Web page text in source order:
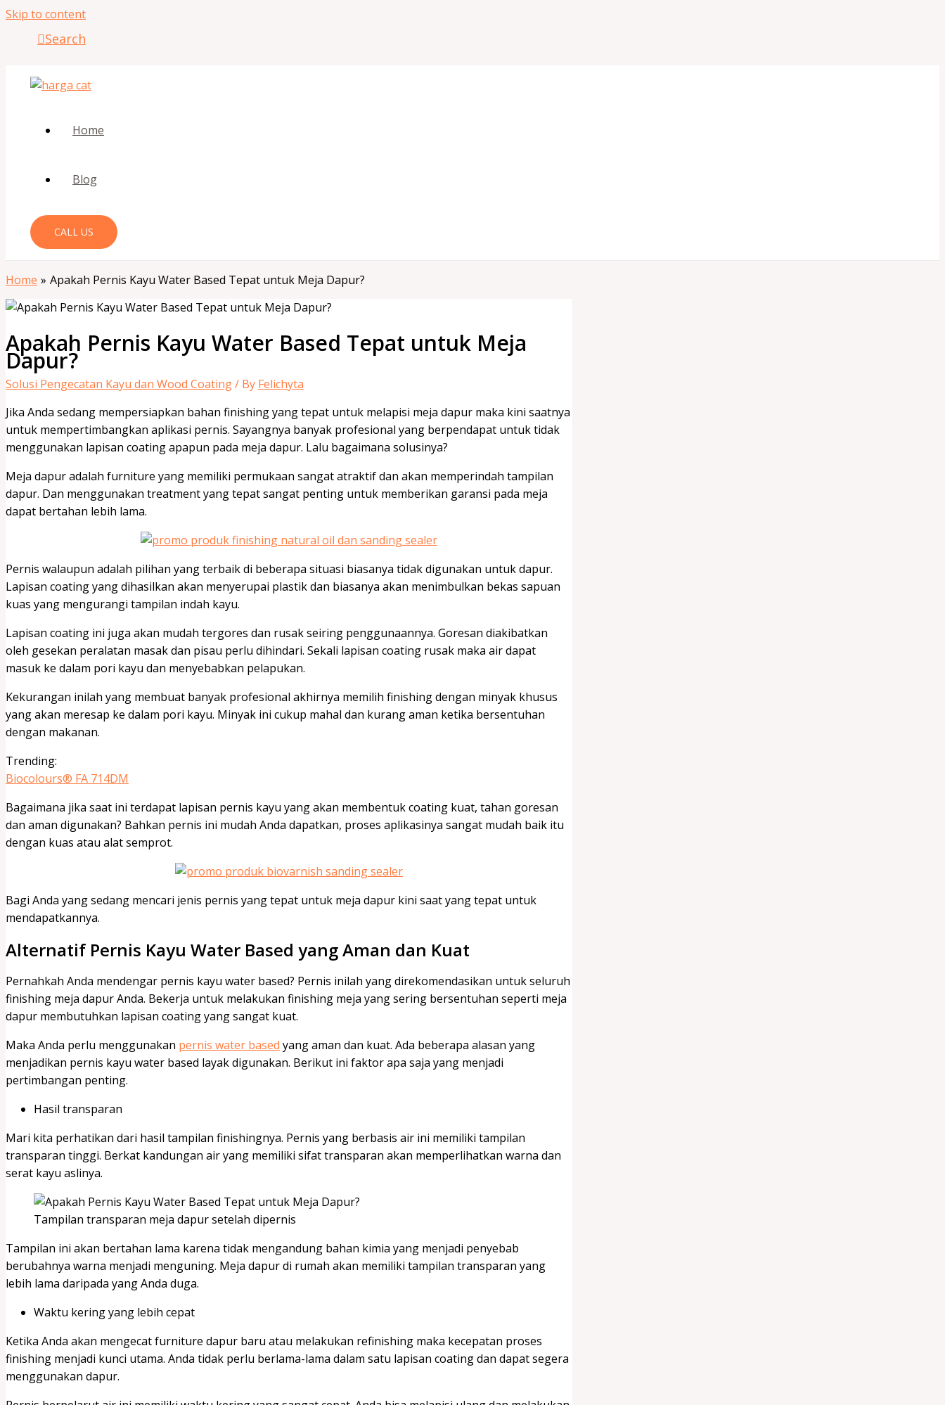
Skip to content
Search
Home
Blog
CALL US
Home Apakah Pernis Kayu Water Based Tepat untuk Meja Dapur?
Apakah Pernis Kayu Water Based Tepat untuk Meja
Dapur?
Solusi Pengecatan Kayu dan Wood Coating/ By Felichyta
Jika Anda sedang mempersiapkan bahan finishing yang tepat untuk melapisi meja dapur maka kini saatnya
untuk mempertimbangkan aplikasi pernis. Sayangnya banyak profesional yang berpendapat untuk tidak
menggunakan lapisan coating apapun pada meja dapur. Lalu bagaimana solusinya?
Meja dapur adalah furniture yang memiliki permukaan sangat atraktif dan akan memperindah tampilan
dapur. Dan menggunakan treatment yang tepat sangat penting untuk memberikan garansi pada meja
dapat bertahan lebih lama.
Pernis walaupun adalah pilihan yang terbaik di beberapa situasi biasanya tidak digunakan untuk dapur.
Lapisan coating yang dihasilkan akan menyerupai plastik dan biasanya akan menimbulkan bekas sapuan
kuas yang mengurangi tampilan indah kayu.
Lapisan coating ini juga akan mudah tergores dan rusak seiring penggunaannya. Goresan diakibatkan
oleh gesekan peralatan masak dan pisau perlu dihindari. Sekali lapisan coating rusak maka air dapat
masuk ke dalam pori kayu dan menyebabkan pelapukan.
Kekurangan inilah yang membuat banyak profesional akhirnya memilih finishing dengan minyak khusus
yang akan meresap ke dalam pori kayu. Minyak ini cukup mahal dan kurang aman ketika bersentuhan
dengan makanan.
Trending:
Biocolours® FA 714DM
Bagaimana jika saat ini terdapat lapisan pernis kayu yang akan membentuk coating kuat, tahan goresan
dan aman digunakan? Bahkan pernis ini mudah Anda dapatkan, proses aplikasinya sangat mudah baik itu
dengan kuas atau alat semprot.
Bagi Anda yang sedang mencari jenis pernis yang tepat untuk meja dapur kini saat yang tepat untuk
mendapatkannya.
Alternatif Pernis Kayu Water Based yang Aman dan Kuat
Pernahkah Anda mendengar pernis kayu water based? Pernis inilah yang direkomendasikan untuk seluruh
finishing meja dapur Anda. Bekerja untuk melakukan finishing meja yang sering bersentuhan seperti meja
dapur membutuhkan lapisan coating yang sangat kuat.
Maka Anda perlu menggunakan pernis water based yang aman dan kuat. Ada beberapa alasan yang
menjadikan pernis kayu water based layak digunakan. Berikut ini faktor apa saja yang menjadi
pertimbangan penting.
Hasil transparan
Mari kita perhatikan dari hasil tampilan finishingnya. Pernis yang berbasis air ini memiliki tampilan
transparan tinggi. Berkat kandungan air yang memiliki sifat transparan akan memperlihatkan warna dan
serat kayu aslinya.
Tampilan transparan meja dapur setelah dipernis
Tampilan ini akan bertahan lama karena tidak mengandung bahan kimia yang menjadi penyebab
berubahnya warna menjadi menguning. Meja dapur di rumah akan memiliki tampilan transparan yang
lebih lama daripada yang Anda duga.
Waktu kering yang lebih cepat
Ketika Anda akan mengecat furniture dapur baru atau melakukan refinishing maka kecepatan proses
finishing menjadi kunci utama. Anda tidak perlu berlama-lama dalam satu lapisan coating dan dapat segera
menggunakan dapur.